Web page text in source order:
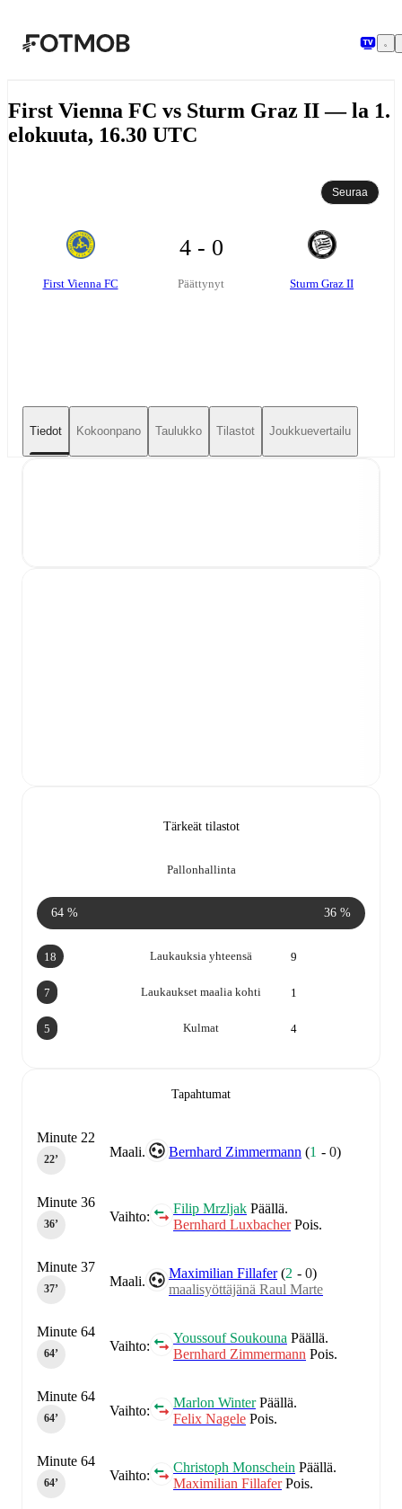
First Vienna FC vs Sturm Graz II — la 1.
elokuuta, 16.30 UTC
Seuraa
First Vienna FC
4 - 0
Päättynyt Sturm Graz II
Tiedot Kokoonpano Taulukko Tilastot Joukkuevertailu
Tärkeät tilastot
Pallonhallinta
64 % 36 %
Laukauksia yhteensä
18 9
Laukaukset maalia kohti
7 1
Kulmat
5 4
Tapahtumat
Maali. Bernhard Zimmermann (1 -0)
Minute 22
22‎’‎
Vaihto:
Filip Mrzljak Päällä.
Bernhard LuxbacherPois.
Minute 36
36‎’‎
Maali.
Maximilian Fillafer (2 -0)
maalisyöttäjänä Raul Marte
Minute 37
37‎’‎
Vaihto:
Youssouf Soukouna Päällä.
Bernhard Zimmermann Pois.
Minute 64
64‎’‎
Vaihto:
Marlon WinterPäällä.
Felix Nagele Pois.
Minute 64
64‎’‎
Vaihto:
Christoph Monschein Päällä.
Maximilian FillaferPois.
Minute 64
64‎’‎